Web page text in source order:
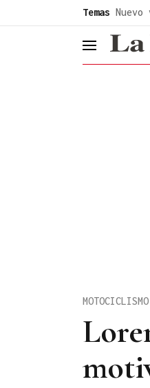
Temas Nuevo
MOTOCICLISMO